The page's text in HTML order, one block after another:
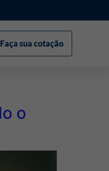
Faça sua cotação
o